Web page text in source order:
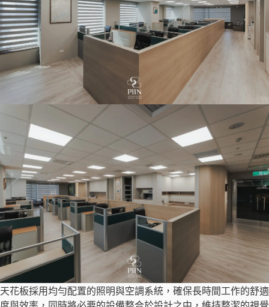
天花板採用均勻配置的照明與空調系統，確保長時間工作的舒適